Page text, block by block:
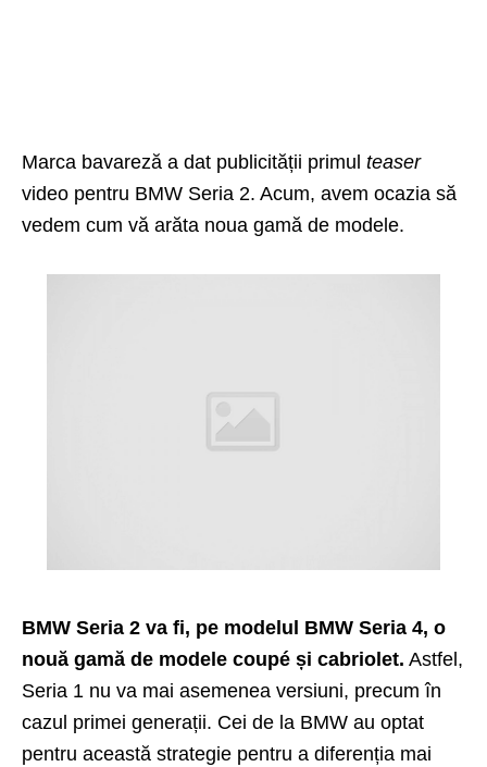
Marca bavareză a dat publicității primul teaser
video pentru BMW Seria 2. Acum, avem ocazia să
vedem cum vă arăta noua gamă de modele.
BMW Seria 2 va fi, pe modelul BMW Seria 4, o
nouă gamă de modele coupé și cabriolet. Astfel,
Seria 1 nu va mai asemenea versiuni, precum în
cazul primei generații. Cei de la BMW au optat
pentru această strategie pentru a diferenția mai